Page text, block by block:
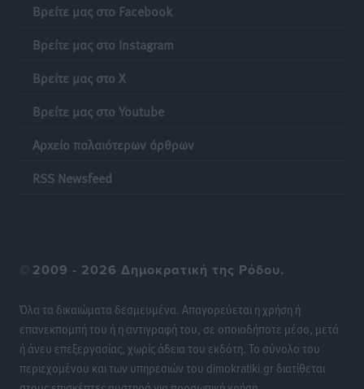
Βρείτε μας στο Facebook
Βρείτε μας στο Instagram
Βρείτε μας στο X
Βρείτε μας στο Youtube
Αρχείο παλαιότερων άρθρων
RSS Newsfeed
© 2009 - 2026 Δημοκρατική της Ρόδου.
Όλα τα δικαιώματα δεσμευμένα. Απαγορεύεται η χρήση ή
επανεκπομπή του ή η αντιγραφή του, σε οποιοδήποτε μέσο, μετά
ή άνευ επεξεργασίας, χωρίς άδεια του εκδότη. Το σύνολο του
περιεχομένου και των υπηρεσιών του dimokratiki.gr διατίθεται